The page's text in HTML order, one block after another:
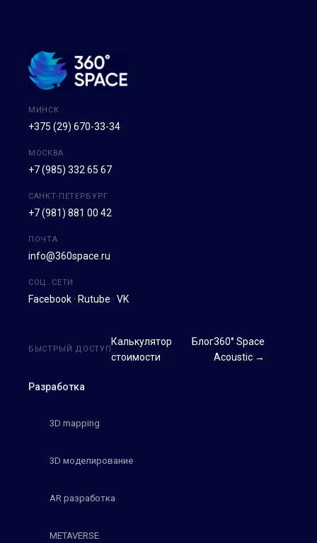
МИНСК
+375 (29) 670-33-34
МОСКВА
+7 (985) 332 65 67
САНКТ-ПЕТЕРБУРГ
+7 (981) 881 00 42
ПОЧТА
info@360space.ru
СОЦ. СЕТИ
Facebook · Rutube · VK
Разработка
3D mapping
3D моделирование
AR разработка
METAVERSE
БЫСТРЫЙ ДОСТУП
Калькулятор
стоимости
Блог360° Space
Acoustic →